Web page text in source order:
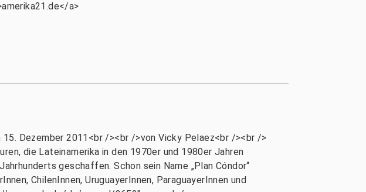
a>
Dezember 2011<br /><br />von Vicky Pelaez<br /><br />
die Lateinamerika in den 1970er und 1980er Jahren
geschaffen. Schon sein Name „Plan Cóndor“
ChilenInnen, UruguayerInnen, ParaguayerInnen und